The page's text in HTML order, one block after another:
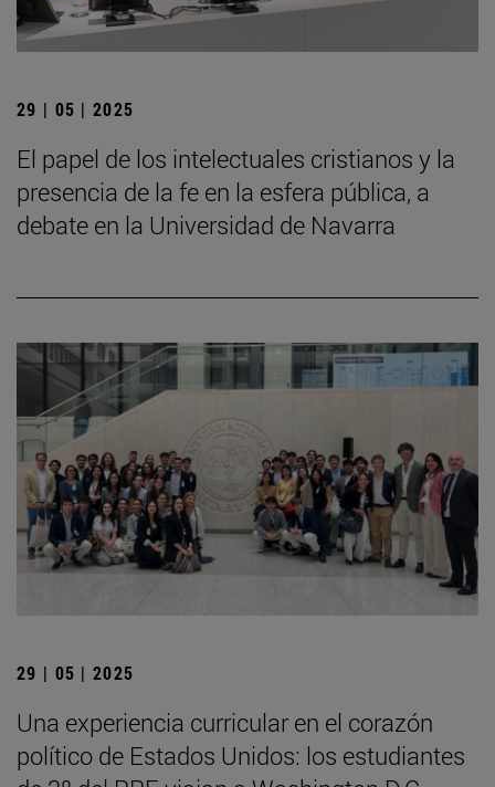
29 | 05 | 2025
El papel de los intelectuales cristianos y la
presencia de la fe en la esfera pública, a
debate en la Universidad de Navarra
29 | 05 | 2025
Una experiencia curricular en el corazón
político de Estados Unidos: los estudiantes